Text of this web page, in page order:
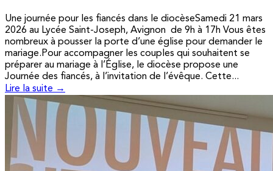
Une journée pour les fiancés dans le diocèseSamedi 21 mars
2026 au Lycée Saint-Joseph, Avignon de 9h à 17h Vous êtes
nombreux à pousser la porte d’une église pour demander le
mariage.Pour accompagner les couples qui souhaitent se
préparer au mariage à l’Église, le diocèse propose une
Journée des fiancés, à l’invitation de l’évêque. Cette...
Lire la suite →